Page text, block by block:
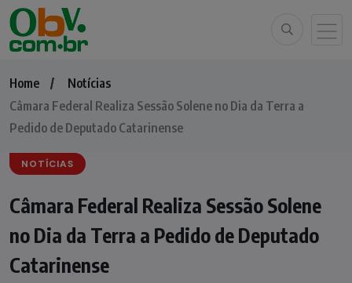
Home
Notícias
Câmara Federal Realiza Sessão Solene no Dia da Terra a
Pedido de Deputado Catarinense
NOTÍCIAS
Câmara Federal Realiza Sessão Solene
no Dia da Terra a Pedido de Deputado
Catarinense